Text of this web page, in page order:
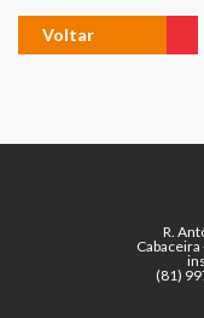
Voltar
R.
Cabaceira
(81)